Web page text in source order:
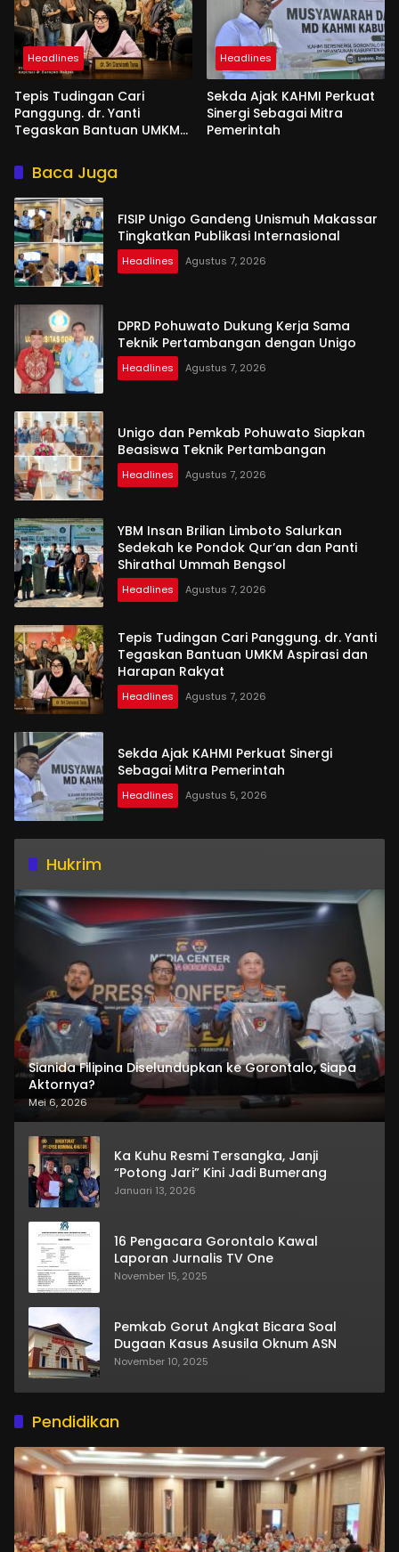
Headlines
Tepis Tudingan Cari
Panggung. dr. Yanti
Tegaskan Bantuan UMKM
Rakyat
Headlines
Sekda Ajak KAHMI Perkuat
Sinergi Sebagai Mitra
Pemerintah
Baca Juga
FISIP Unigo Gandeng Unismuh Makassar
Tingkatkan Publikasi Internasional
Headlines Agustus 7, 2026
DPRD Pohuwato Dukung Kerja Sama
Teknik Pertambangan dengan Unigo
Headlines Agustus 7, 2026
Unigo dan Pemkab Pohuwato Siapkan
Beasiswa Teknik Pertambangan
Headlines Agustus 7, 2026
YBM Insan Brilian Limboto Salurkan
Sedekah ke Pondok Qur’an dan Panti
Shirathal Ummah Bengsol
Headlines Agustus 7, 2026
Tepis Tudingan Cari Panggung. dr. Yanti
Tegaskan Bantuan UMKM Aspirasi dan
Harapan Rakyat
Headlines Agustus 7, 2026
Sekda Ajak KAHMI Perkuat Sinergi
Sebagai Mitra Pemerintah
Headlines Agustus 5, 2026
Hukrim
Sianida Filipina Diselundupkan ke Gorontalo, Siapa
Aktornya?
Mei 6, 2026
Ka Kuhu Resmi Tersangka, Janji
“Potong Jari” Kini Jadi Bumerang
Januari 13, 2026
16 Pengacara Gorontalo Kawal
Laporan Jurnalis TV One
November 15, 2025
Pemkab Gorut Angkat Bicara Soal
Dugaan Kasus Asusila Oknum ASN
November 10, 2025
Pendidikan